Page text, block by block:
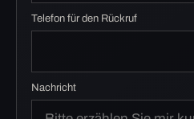
Telefon für den Rückruf
Nachricht